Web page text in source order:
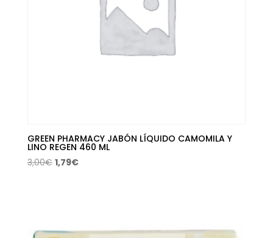
GREEN PHARMACY JABÓN LÍQUIDO CAMOMILA Y
LINO REGEN 460 ML
3,00€ El
1,79€El